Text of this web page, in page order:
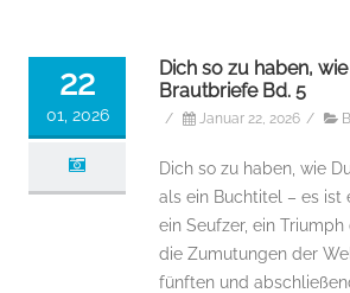
22
01, 2026
Dich so zu haben,
Brautbriefe Bd. 5
/ Januar 22, 2026 /
Dich so zu haben, wie
als ein Buchtitel – es ist
ein Seufzer, ein
die Zumutungen der
fünften und